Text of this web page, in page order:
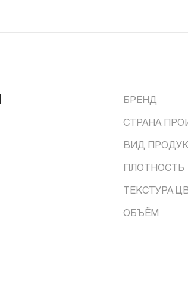
БРЕНД
СТРАНА
ВИД
ПЛОТНОСТЬ
ТЕКСТУРА
ОБЪЁМ